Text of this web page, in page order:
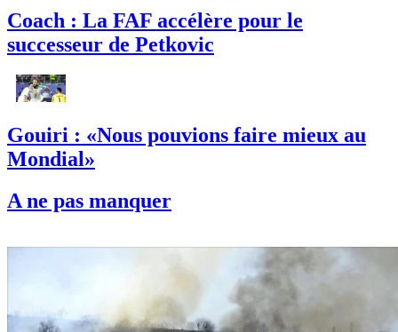
Coach : La FAF accélère pour le
successeur de Petkovic
Gouiri : «Nous pouvions faire mieux au
Mondial»
A ne pas manquer